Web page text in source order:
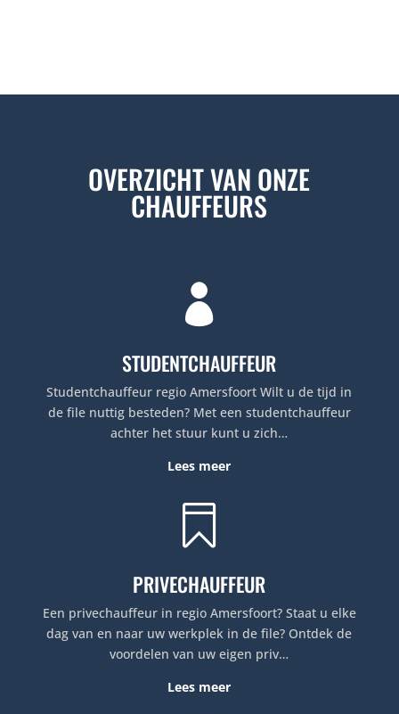
OVERZICHT VAN ONZE
CHAUFFEURS

STUDENTCHAUFFEUR
Studentchauffeur regio Amersfoort Wilt u de tijd in
de file nuttig besteden? Met een studentchauffeur
achter het stuur kunt u zich…
Lees meer

PRIVECHAUFFEUR
Een privechauffeur in regio Amersfoort? Staat u elke
dag van en naar uw werkplek in de file? Ontdek de
voordelen van uw eigen priv…
Lees meer